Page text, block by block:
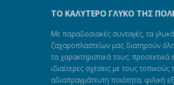
ΤΟ ΚΑΛΎΤΕΡΟ ΓΛΥΚΌ ΤΗΣ
Με παραδοσιακές συνταγές, τα
ζαχαροπλαστείων μας διατηρούν
τα χαρακτηριστικά τους: προσεκτικά
ιδιαίτερες σχέσεις με τους
αδιαπραγμάτευτη ποιότητα, φιλική